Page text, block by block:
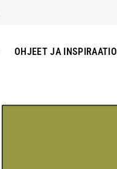
OHJEET JA INSPIRAATIO